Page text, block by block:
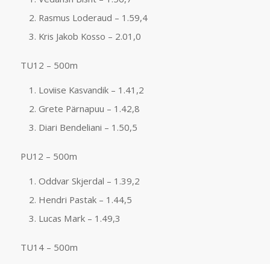
Rasmus Loderaud – 1.59,4
Kris Jakob Kosso – 2.01,0
TU12 – 500m
Loviise Kasvandik – 1.41,2
Grete Pärnapuu – 1.42,8
Diari Bendeliani – 1.50,5
PU12 – 500m
Oddvar Skjerdal – 1.39,2
Hendri Pastak – 1.44,5
Lucas Mark – 1.49,3
TU14 – 500m